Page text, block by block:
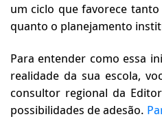
um ciclo que favorece
quanto o planejamento
Para entender como essa
realidade da sua escola,
consultor regional da
possibilidades de adesão.